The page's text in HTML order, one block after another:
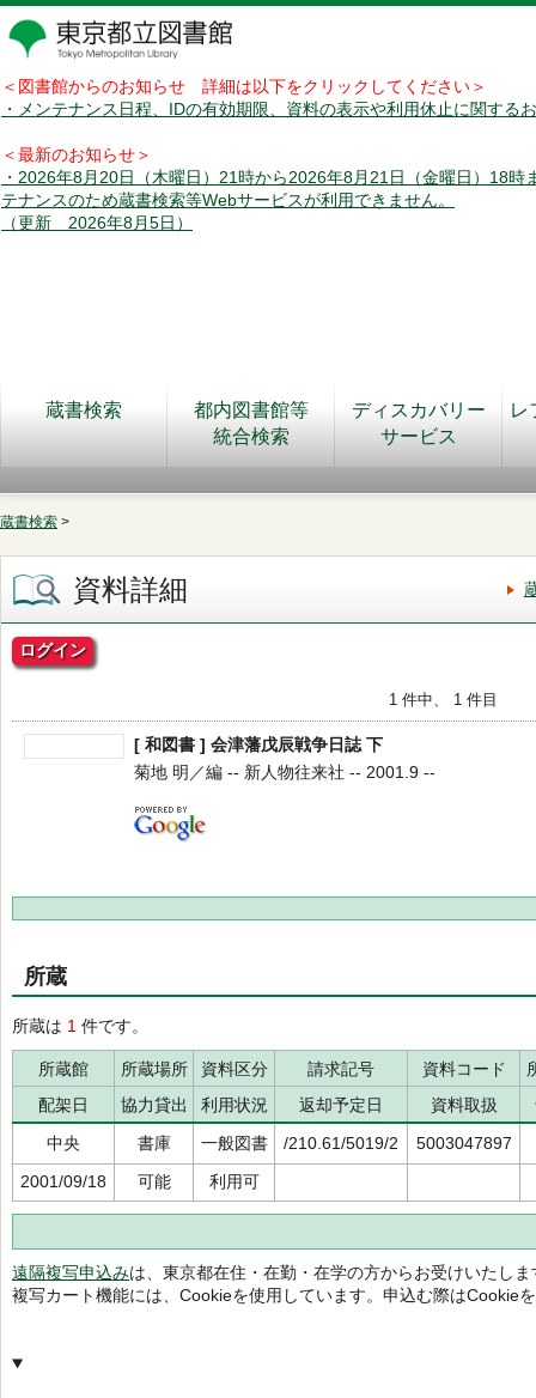
＜図書館からのお知らせ 詳細は以下をクリックしてください＞
・メンテナンス日程、IDの有効期限、資料の表示や利用休止に関する
＜最新のお知らせ＞
・2026年8月20日（木曜日）21時から2026年8月21日（金曜日）18時
テナンスのため蔵書検索等Webサービスが利用できません。
（更新 2026年8月5日）
蔵書検索
都内図書館等
統合検索
ディスカバリー
サービス
レ
蔵書検索 >
資料詳細
ログイン
1 件中、 1 件目
[ 和図書 ] 会津藩戊辰戦争日誌 下
菊地 明／編 -- 新人物往来社 -- 2001.9 --
所蔵
所蔵は 1 件です。
所蔵館 所蔵場所 資料区分 請求記号 資料コード
配架日
協力貸出 利用状況 返却予定日 資料取扱
中央
書庫 一般図書 /210.61/5019/2
5003047897
2001/09/18
可能 利用可
遠隔複写申込みは、東京都在住・在勤・在学の方からお受けいたしま
複写カート機能には、Cookieを使用しています。申込む際はCookie